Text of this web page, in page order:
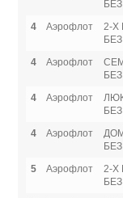
4
Аэрофлот
2-Х
4
Аэрофлот
4
Аэрофлот
4
Аэрофлот
5
Аэрофлот
2-Х